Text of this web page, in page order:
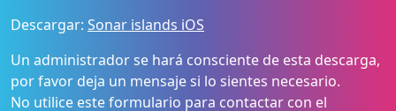
Descargar: Sonar islands iOS
Un administrador se hará consciente de esta descarga,
por favor deja un mensaje si lo sientes necesario.
No utilice este formulario para contactar con el